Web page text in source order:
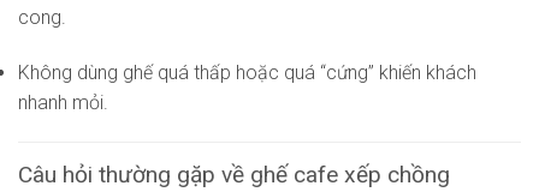
cong.
Không dùng ghế quá thấp hoặc quá “cứng” khiến khách
nhanh mỏi.
Câu hỏi thường gặp về ghế cafe xếp chồng